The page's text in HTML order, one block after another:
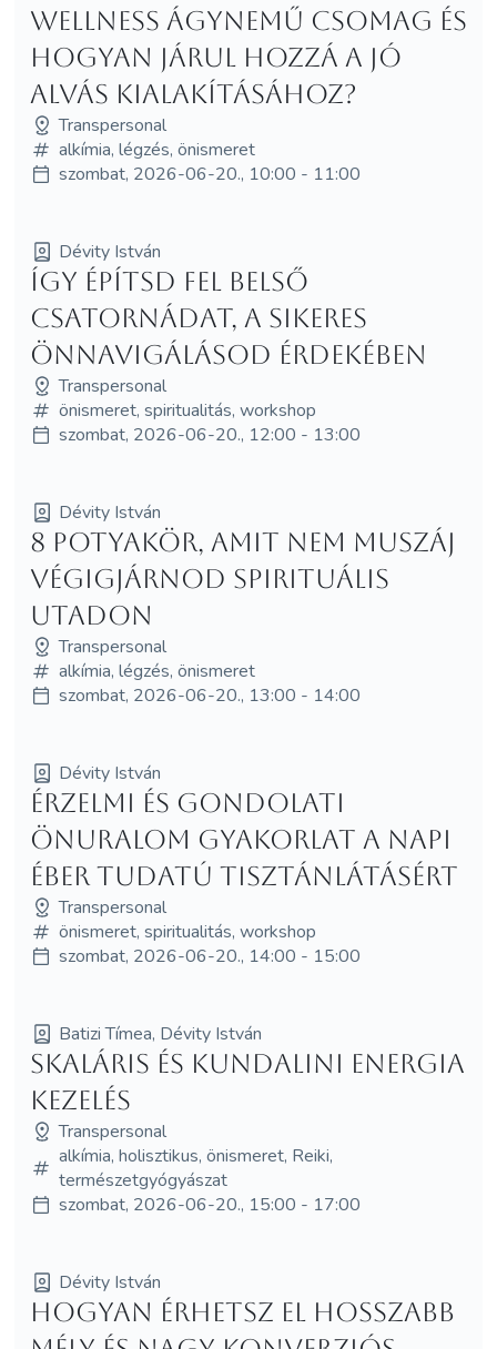
wellness ágynemű csomag és
hogyan járul hozzá a jó
alvás kialakításához?
Transpersonal
alkímia, légzés, önismeret
szombat, 2026-06-20., 10:00 - 11:00
Dévity István
Így építsd fel belső
csatornádat, a sikeres
önnavigálásod érdekében
Transpersonal
önismeret, spiritualitás, workshop
szombat, 2026-06-20., 12:00 - 13:00
Dévity István
8 potyakör, amit nem muszáj
végigjárnod spirituális
utadon
Transpersonal
alkímia, légzés, önismeret
szombat, 2026-06-20., 13:00 - 14:00
Dévity István
Érzelmi és gondolati
önuralom gyakorlat a napi
éber tudatú tisztánlátásért
Transpersonal
önismeret, spiritualitás, workshop
szombat, 2026-06-20., 14:00 - 15:00
Batizi Tímea, Dévity István
SKALÁRIS ÉS KUNDALINI ENERGIA
KEZELÉS
Transpersonal
alkímia, holisztikus, önismeret, Reiki,
természetgyógyászat
szombat, 2026-06-20., 15:00 - 17:00
Dévity István
Hogyan érhetsz el hosszabb